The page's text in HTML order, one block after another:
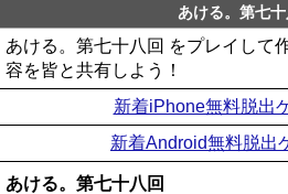
あける。第七十
あける。第七十八回 をプレイして
容を皆と共有しよう！
新着iPhone無料脱出
新着Android無料脱出
あける。第七十八回